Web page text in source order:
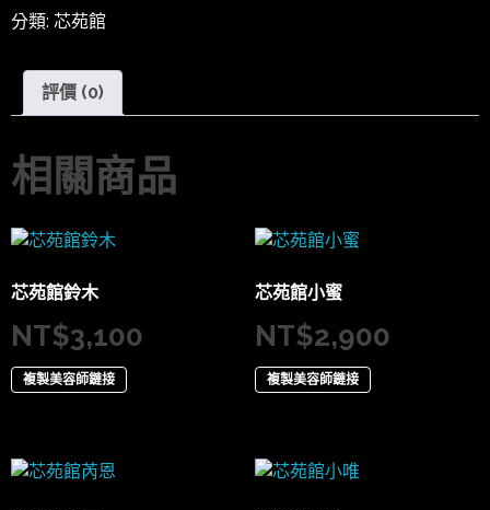
分類: 芯苑館
評價 (0)
相關商品
芯苑館鈴木
NT$3,100
複製美容師鏈接
芯苑館小蜜
NT$2,900
複製美容師鏈接